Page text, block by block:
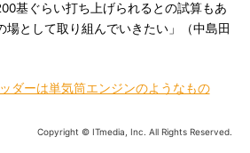
基ぐらい打ち上げられるとの試算もあ
場として取り組んでいきたい」（中島田
ダーは単気筒エンジンのようなもの
Copyright © ITmedia, Inc. All Rights Reserved.